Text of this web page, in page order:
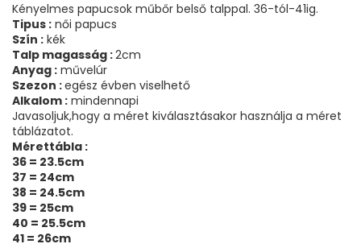
Kényelmes papucsok műbőr belső talppal. 36-tól-41ig.
Tipus : női papucs
Szín : kék
Talp magasság :2cm
Anyag : művelúr
Szezon :egész évben viselhető
Alkalom : mindennapi
Javasoljuk,hogy a méret kiválasztásakor használja a méret
táblázatot.
Mérettábla :
36 = 23.5cm
37 = 24cm
38 = 24.5cm
39 = 25cm
40 = 25.5cm
41 = 26cm